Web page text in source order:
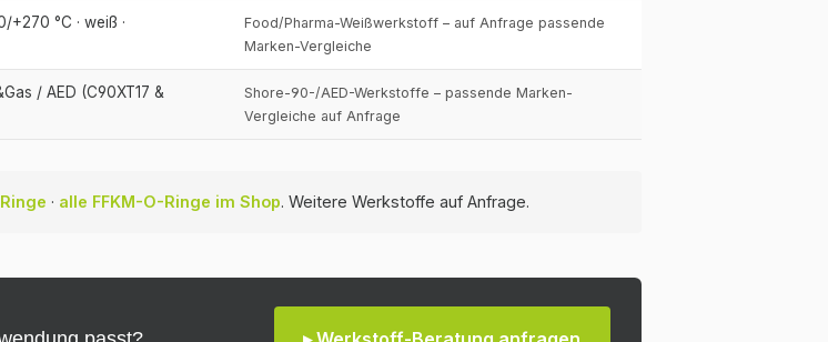
+270 °C · weiß ·
Food/Pharma-Weißwerkstoff – auf Anfrage passende
Marken-Vergleiche
/ AED (C90XT17 &
Shore-90-/AED-Werkstoffe – passende Marken-
Vergleiche auf Anfrage
· alle FFKM-O-Ringe im Shop. Weitere Werkstoffe auf Anfrage.